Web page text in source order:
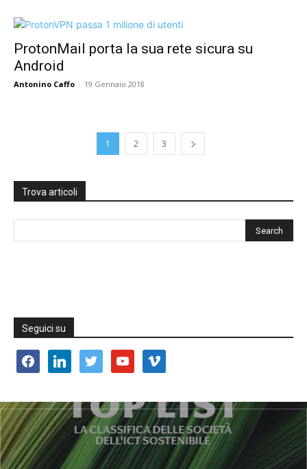
ProtonMail porta la sua rete sicura su
Android
Antonino Caffo - 19 Gennaio 2018
1 2 3
Trova articoli
Seguici su
facebooklinkedin twitter youtube vimeo